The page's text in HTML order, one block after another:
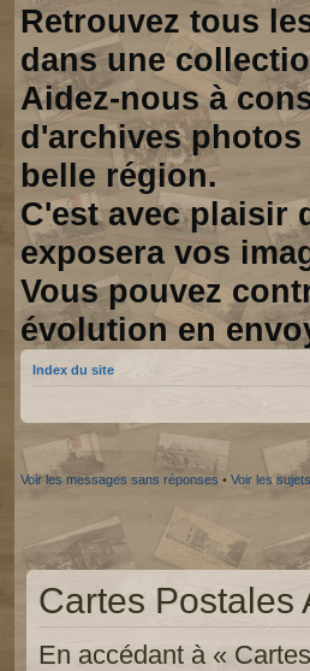
Retrouvez tous
dans une
Aidez-nous à
d'archives
belle région.
C'est avec plaisir
exposera vos
Vous pouvez
évolution en
Index du site
Voir les messages sans réponses • Voir les
Cartes Postales
En accédant à «